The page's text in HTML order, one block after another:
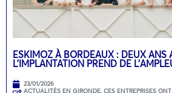
ESKIMOZ À BORDEAUX : DEUX ANS
L’IMPLANTATION PREND DE
23/01/2026
ACTUALITÉS EN GIRONDE, CES ENTREPRISES